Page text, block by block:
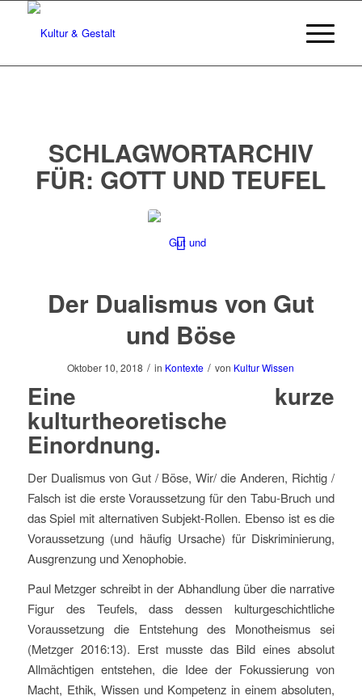
SCHLAGWORTARCHIV
FÜR: GOTT UND TEUFEL
Der Dualismus von Gut
und Böse
Oktober 10, 2018 / in Kontexte / von Kultur Wissen
Eine kurze
kulturtheoretische
Einordnung.
Der Dualismus von Gut / Böse, Wir/ die Anderen, Richtig /
Falsch ist die erste Voraussetzung für den Tabu-Bruch und
das Spiel mit alternativen Subjekt-Rollen. Ebenso ist es die
Voraussetzung (und häufig Ursache) für Diskriminierung,
Ausgrenzung und Xenophobie.
Paul Metzger schreibt in der Abhandlung über die narrative
Figur des Teufels, dass dessen kulturgeschichtliche
Voraussetzung die Entstehung des Monotheismus sei
(Metzger 2016:13). Erst musste das Bild eines absolut
Allmächtigen entstehen, die Idee der Fokussierung von
Macht, Ethik, Wissen und Kompetenz in einem absoluten,